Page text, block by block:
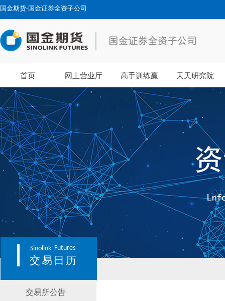
国金期货-国金证券全资子公司
首页 网上营业厅 高手训练赢 天天研究院
Sinolink Futures
交易日历
交易所公告